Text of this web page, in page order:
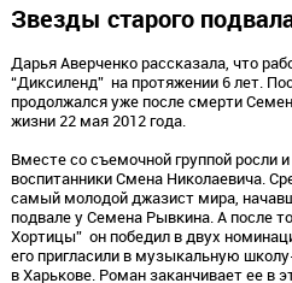
Звезды старого
Дарья Аверченко рассказала, что
“Диксиленд” на протяжении 6 лет.
продолжался уже после смерти
жизни 22 мая 2012 года.
Вместе со съемочной группой росли и
воспитанники Смена Николаевича.
самый молодой джазист мира,
подвале у Семена Рывкина. А после
Хортицы” он победил в двух
его пригласили в музыкальную
в Харькове. Роман заканчивает ее в